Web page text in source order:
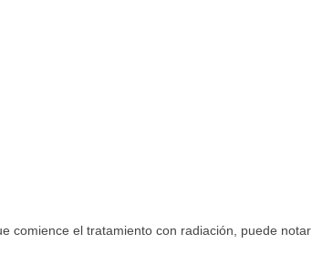
comience el tratamiento con radiación, puede notar